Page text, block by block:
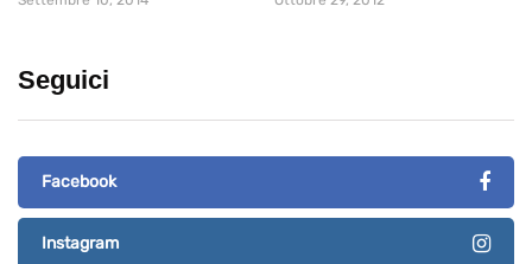
Seguici
Facebook
Instagram